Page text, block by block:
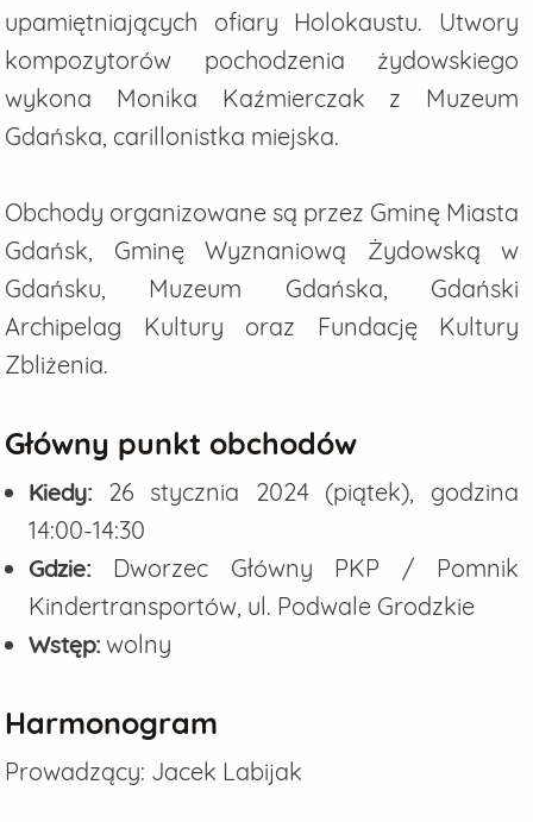
upamiętniających ofiary Holokaustu. Utwory
kompozytorów pochodzenia żydowskiego
wykona Monika Kaźmierczak z Muzeum
Gdańska, carillonistka miejska.
Obchody organizowane są przez Gminę Miasta
Gdańsk, Gminę Wyznaniową Żydowską w
Gdańsku, Muzeum Gdańska, Gdański
Archipelag Kultury oraz Fundację Kultury
Zbliżenia.
Główny punkt obchodów
Kiedy: 26 stycznia 2024 (piątek), godzina
14:00-14:30
Gdzie: Dworzec Główny PKP / Pomnik
Kindertransportów, ul. Podwale Grodzkie
Wstęp: wolny
Harmonogram
Prowadzący: Jacek Labijak